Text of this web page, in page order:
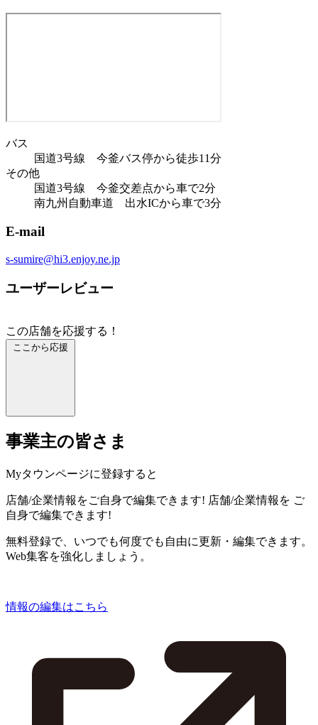
バス
国道3号線 今釜バス停から徒歩11分
その他
国道3号線 今釜交差点から車で2分
南九州自動車道 出水ICから車で3分
E-mail
s-sumire@hi3.enjoy.ne.jp
ユーザーレビュー
この店舗を応援する！
ここから応援
事業主の皆さま
Myタウンページに登録すると
店舗/企業情報をご自身で編集できます! 店舗/企業情報を ご
自身で編集できます!
無料登録で、いつでも何度でも自由に更新・編集できます。
Web集客を強化しましょう。
情報の編集はこちら